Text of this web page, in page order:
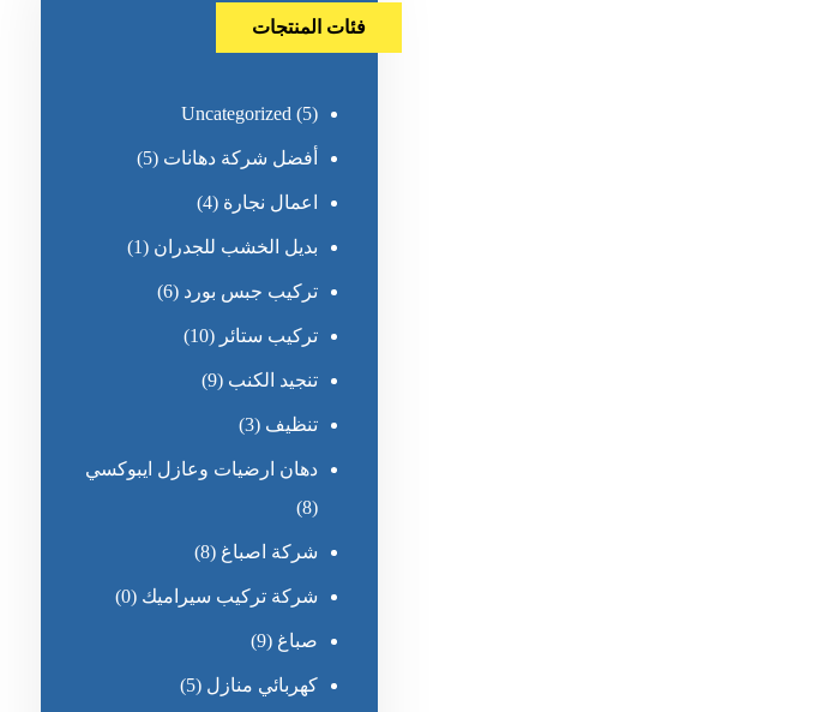
فئات المنتجات
Uncategorized (5)
أفضل شركة دهانات (5)
اعمال نجارة (4)
بديل الخشب للجدران (1)
تركيب جبس بورد (6)
تركيب ستائر (10)
تنجيد الكنب (9)
تنظيف (3)
دهان ارضيات وعازل ايبوكسي
(8)
شركة اصباغ (8)
شركة تركيب سيراميك (0)
صباغ (9)
كهربائي منازل (5)